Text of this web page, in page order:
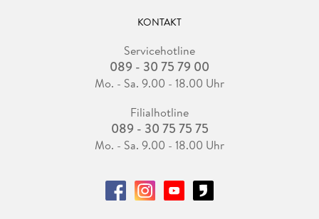
KONTAKT
Servicehotline
089 - 30 75 79 00
Mo. - Sa. 9.00 - 18.00 Uhr
Filialhotline
089 - 30 75 75 75
Mo. - Sa. 9.00 - 18.00 Uhr